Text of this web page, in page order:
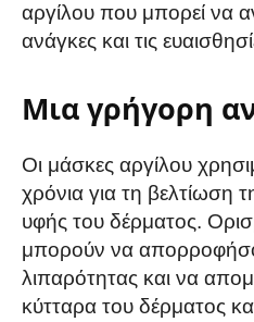
αργίλου που μπορεί να
ανάγκες και τις
Μια γρήγορη
Οι μάσκες αργίλου
χρόνια για τη βελτίωση
υφής του δέρματος.
μπορούν να
λιπαρότητας και να
κύτταρα του δέρματος